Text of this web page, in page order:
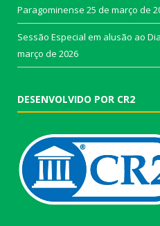
Paragominense 25 de março de
Sessão Especial em alusão ao
março de 2026
DESENVOLVIDO POR CR2